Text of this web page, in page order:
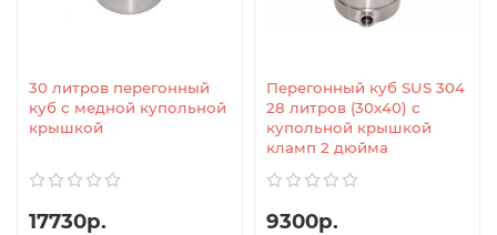
30 литров перегонный
куб с медной купольной
крышкой
17730р.
Перегонный куб SUS 304
28 литров (30x40) с
купольной крышкой
кламп 2 дюйма
9300р.